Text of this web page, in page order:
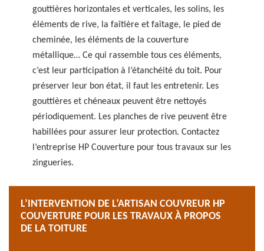
gouttières horizontales et verticales, les solins, les
éléments de rive, la faîtière et faîtage, le pied de
cheminée, les éléments de la couverture
métallique… Ce qui rassemble tous ces éléments,
c’est leur participation à l’étanchéité du toit. Pour
préserver leur bon état, il faut les entretenir. Les
gouttières et chéneaux peuvent être nettoyés
périodiquement. Les planches de rive peuvent être
habillées pour assurer leur protection. Contactez
l’entreprise HP Couverture pour tous travaux sur les
zingueries.
L’INTERVENTION DE L’ARTISAN COUVREUR HP
COUVERTURE POUR LES TRAVAUX À PROPOS
DE LA TOITURE